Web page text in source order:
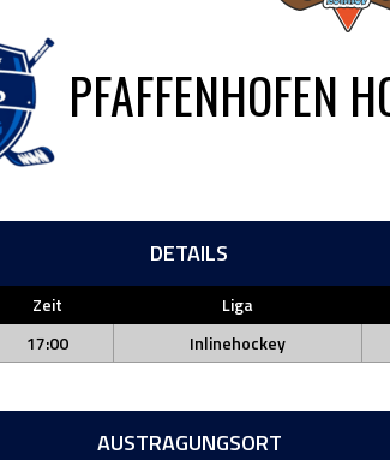
PFAFFENHOFEN
DETAILS
Zeit Liga
17:00 Inlinehockey
AUSTRAGUNGSORT